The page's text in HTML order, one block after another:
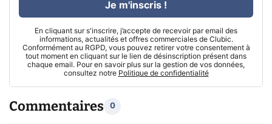
En cliquant sur s'inscrire, j’accepte de recevoir par email des
informations, actualités et offres commerciales de Clubic.
Conformément au RGPD, vous pouvez retirer votre consentement à
tout moment en cliquant sur le lien de désinscription présent dans
chaque email. Pour en savoir plus sur la gestion de vos données,
consultez notre Politique de confidentialité
Je m'inscris !
Commentaires 0